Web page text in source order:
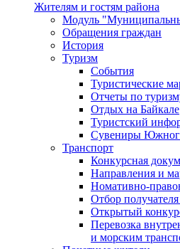
Жителям и гостям района
Модуль
Обращения граждан
История
Туризм
События
Туристические
Отчеты по
Отдых на Байкале
Туристский
Сувениры
Транспорт
Конкурсная
Направления и
Номативно-
Отбор
Открытый
Перевозка
и морским